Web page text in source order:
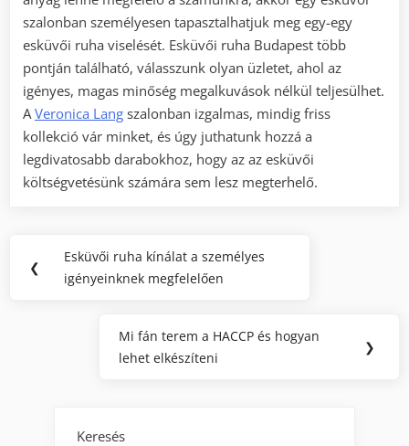
szalonban személyesen tapasztalhatjuk meg egy-egy
esküvői ruha viselését. Esküvői ruha Budapest több
pontján található, válasszunk olyan üzletet, ahol az
igényes, magas minőség megalkuvások nélkül teljesülhet.
A Veronica Lang szalonban izgalmas, mindig friss
kollekció vár minket, és úgy juthatunk hozzá a
legdivatosabb darabokhoz, hogy az az esküvői
költségvetésünk számára sem lesz megterhelő.
Bejegyzés
navigáció
❮
Previous
Post:
Esküvői ruha kínálat a személyes
igényeinknek megfelelően
Next
Post:
Mi fán terem a HACCP és hogyan
lehet elkészíteni
❯
Keresés